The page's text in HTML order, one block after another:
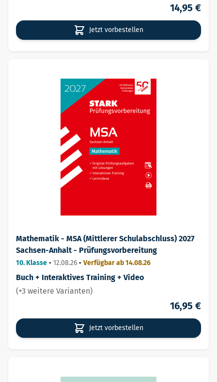
14,95 €
Jetzt vorbestellen
Mathematik - MSA (Mittlerer Schulabschluss) 2027
Sachsen-Anhalt - Prüfungsvorbereitung
10. Klasse • 12.08.26 • Verfügbar ab 14.08.26
Buch + Interaktives Training + Video
(+3 weitere Varianten)
16,95 €
Jetzt vorbestellen